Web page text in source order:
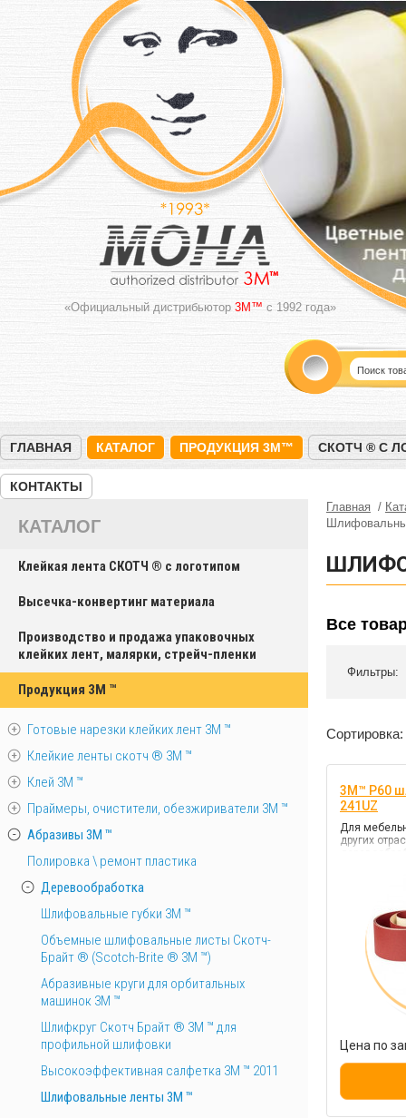
«Официальный дистрибьютор 3M™ с 1992 года»
ГЛАВНАЯ КАТАЛОГ ПРОДУКЦИЯ 3M™ СКОТЧ ® С
КОНТАКТЫ
Главная
Все
Фильтры:
Сортировка:
3M™ P60
241UZ
Для
других
Цена по
КАТАЛОГ
Клейкая лента СКОТЧ ® с логотипом
Высечка-конвертинг материала
Производство и продажа упаковочных
клейких лент, малярки, стрейч-пленки
Продукция 3M ™
Готовые нарезки клейких лент 3M ™
Клейкие ленты скотч ® 3M ™
Клей 3М ™
Праймеры, очистители, обезжириватели 3М ™
Абразивы 3М ™
Полировка \ ремонт пластика
Деревообработка
Шлифовальные губки 3М ™
Объемные шлифовальные листы Скотч-
Брайт ® (Scotch-Brite ® 3M ™)
Абразивные круги для орбитальных
машинок 3М ™
Шлифкруг Скотч Брайт ® 3М ™ для
профильной шлифовки
Высокоэффективная салфетка 3М ™ 2011
Шлифовальные ленты 3М ™